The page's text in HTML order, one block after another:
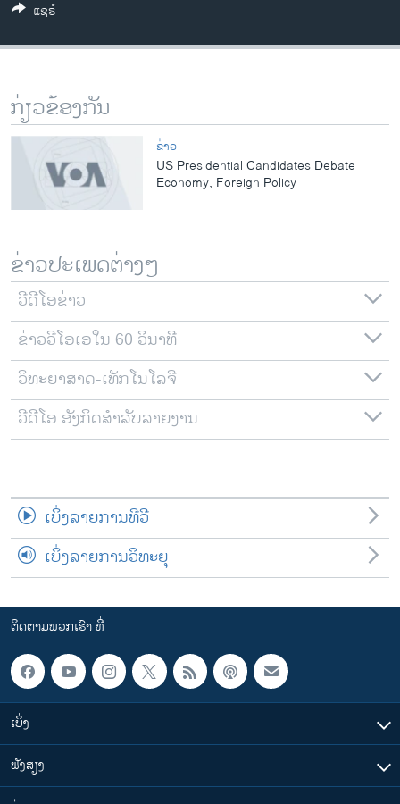
ວິທະຍາສາດ-ເທັກໂນໂລຈີ
ທຸລະກິດ
ວີດີໂອ
ລາຍການກະຈາຍສຽງ
ລາຍງານ
ຕິດຕາມພວກເຮົາ ທີ່
ພາສາຕ່າງໆ
ແຊຣ໌
ກ່ຽວຂ້ອງກັນ
ຂ່າວ
US Presidential Candidates Debate
Economy, Foreign Policy
ຂ່າວປະເພດຕ່າງໆ
ວີດີໂອຂ່າວ
ຂ່າວວີໂອເອໃນ 60 ວິນາທີ
ວິທະຍາສາດ-ເທັກໂນໂລຈີ
ວີດີໂອ ອັງກິດສຳລັບລາຍງານ
ເບິ່ງລາຍການທີວີ
ເບິ່ງລາຍການວິທະຍຸ
ຕິດຕາມພວກເຮົາ ທີ່
ເບິ່ງ
ຟັງສຽງ